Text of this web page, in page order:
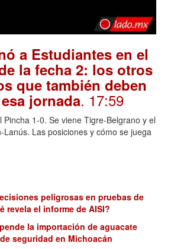
a Estudiantes en el
la fecha 2: los otros
que también deben
jornada. 17:59
Pincha 1-0. Se viene Tigre-Belgrano y el
Lanús. Las posiciones y cómo se juega
peligrosas en pruebas de
revela el informe de AISI?
la importación de aguacate
seguridad en Michoacán